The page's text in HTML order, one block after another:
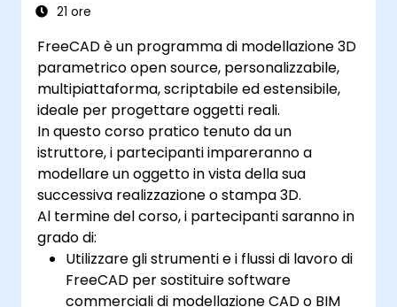
21 ore
FreeCAD è un programma di modellazione 3D
parametrico open source, personalizzabile,
multipiattaforma, scriptabile ed estensibile,
ideale per progettare oggetti reali.
In questo corso pratico tenuto da un
istruttore, i partecipanti impareranno a
modellare un oggetto in vista della sua
successiva realizzazione o stampa 3D.
Al termine del corso, i partecipanti saranno in
grado di:
Utilizzare gli strumenti e i flussi di lavoro di
FreeCAD per sostituire software
commerciali di modellazione CAD o BIM